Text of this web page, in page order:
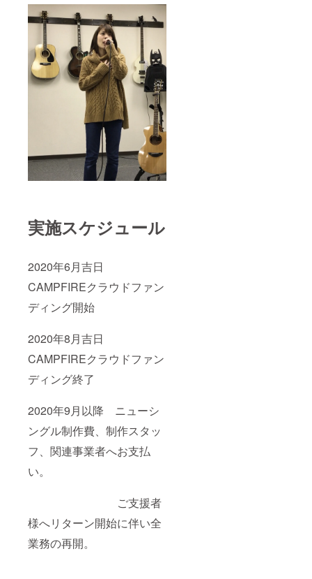
実施スケジュール
2020年6月吉日
CAMPFIREクラウドファン
ディング開始
2020年8月吉日
CAMPFIREクラウドファン
ディング終了
2020年9月以降 ニューシ
ングル制作費、制作スタッ
フ、関連事業者へお支払
い。
ご支援者
様へリターン開始に伴い全
業務の再開。